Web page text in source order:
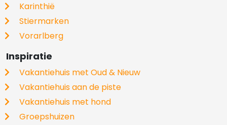
Karinthië
Stiermarken
Vorarlberg
Inspiratie
Vakantiehuis met Oud & Nieuw
Vakantiehuis aan de piste
Vakantiehuis met hond
Groepshuizen